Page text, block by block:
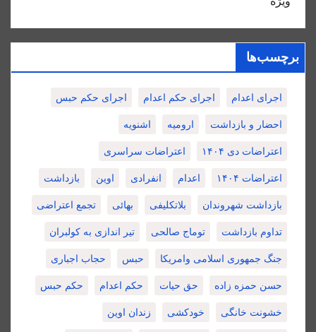
برچسب‌ها
اجرای اعدام اجرای حکم اعدام اجرای حکم حبس
احضار و بازداشت ارومیه اشنویه
اعتراضات دی ۱۴۰۴ اعتراضات سراسری
اعتراضات ۱۴۰۴ اعدام انفرادی اوین بازداشت
بازداشت شهروندان بلاتکلیفی بهائی تجمع اعتراضی
تداوم بازداشت توماج صالحی تیر اندازی به کولبران
جنگ جمهوری اسلامی وامریکا حبس حجاب اجباری
حسن حمزه زاده حق حیات حکم اعدام حکم حبس
خشونت خانگی خودکشی زندان اوین